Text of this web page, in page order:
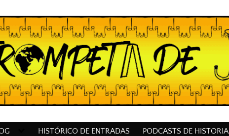
HISTÓRICO DE ENTRADAS PODCASTS DE HISTORIA